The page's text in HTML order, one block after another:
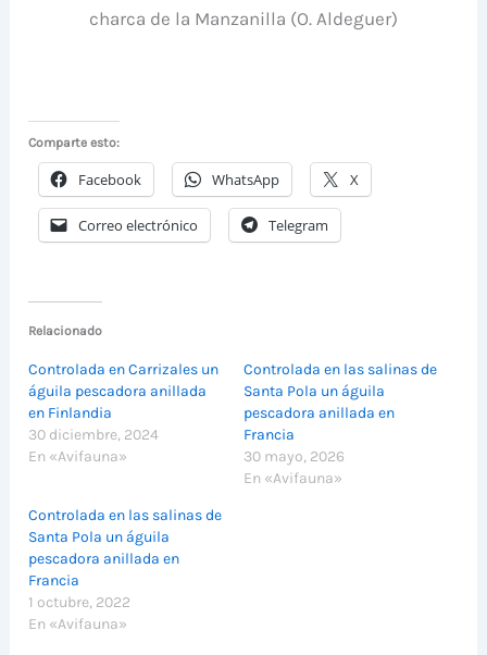
charca de la Manzanilla (O. Aldeguer)
Comparte esto:
Facebook WhatsApp X
Correo electrónico Telegram
Relacionado
Controlada en Carrizales un
águila pescadora anillada
en Finlandia
30 diciembre, 2024
En «Avifauna»
Controlada en las salinas de
Santa Pola un águila
pescadora anillada en
Francia
30 mayo, 2026
En «Avifauna»
Controlada en las salinas de
Santa Pola un águila
pescadora anillada en
Francia
1 octubre, 2022
En «Avifauna»